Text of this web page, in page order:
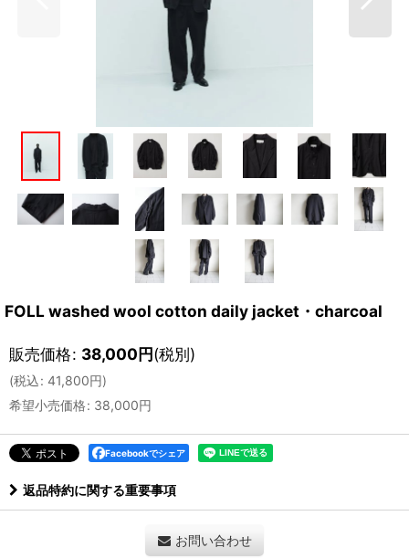
FOLL washed wool cotton daily jacket・charcoal
販売価格: 38,000円(税別)
(税込: 41,800円)
希望小売価格: 38,000円
Facebookでシェア
返品特約に関する重要事項
お問い合わせ